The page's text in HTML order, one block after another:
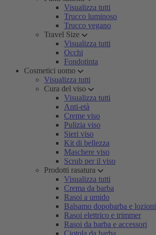
Visualizza tutti
Trucco luminoso
Trucco vegano
Travel Size
Visualizza tutti
Occhi
Fondotinta
Cosmetici uomo
Visualizza tutti
Cura del viso
Visualizza tutti
Anti-età
Creme viso
Pulizia viso
Sieri viso
Kit di bellezza
Maschere viso
Scrub per il viso
Prodotti rasatura
Visualizza tutti
Crema da barba
Rasoi a umido
Balsamo dopobarba e lozioni
Rasoi elettrico e trimmer
Rasoi da barba e accessori
Ciotola da barba